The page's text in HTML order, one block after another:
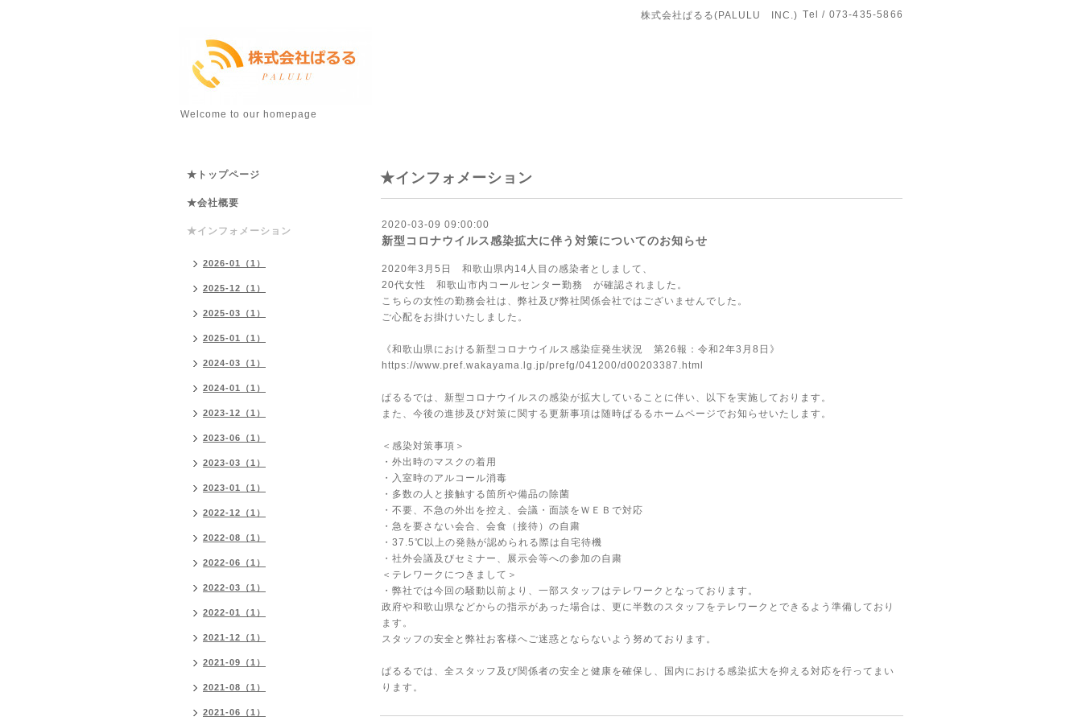
株式会社ぱるる(PALULU INC.) Tel / 073-435-5866
Welcome to our homepage
★インフォメーション
2020-03-09 09:00:00
新型コロナウイルス感染拡大に伴う対策についてのお知らせ
2020年3月5日 和歌山県内14人目の感染者としまして、
20代女性 和歌山市内コールセンター勤務 が確認されました。
こちらの女性の勤務会社は、弊社及び弊社関係会社ではございませんでした。
ご心配をお掛けいたしました。
《和歌山県における新型コロナウイルス感染症発生状況 第26報：令和2年3月8日》
https://www.pref.wakayama.lg.jp/prefg/041200/d00203387.html
ぱるるでは、新型コロナウイルスの感染が拡大していることに伴い、以下を実施しております。
また、今後の進捗及び対策に関する更新事項は随時ぱるるホームページでお知らせいたします。
＜感染対策事項＞
・外出時のマスクの着用
・入室時のアルコール消毒
・多数の人と接触する箇所や備品の除菌
・不要、不急の外出を控え、会議・面談をＷＥＢで対応
・急を要さない会合、会食（接待）の自粛
・37.5℃以上の発熱が認められる際は自宅待機
・社外会議及びセミナー、展示会等への参加の自粛
＜テレワークにつきまして＞
・弊社では今回の騒動以前より、一部スタッフはテレワークとなっております。
政府や和歌山県などからの指示があった場合は、更に半数のスタッフをテレワークとできるよう準備しており
ます。
スタッフの安全と弊社お客様へご迷惑とならないよう努めております。
ぱるるでは、全スタッフ及び関係者の安全と健康を確保し、国内における感染拡大を抑える対応を行ってまい
ります。
★トップページ
★会社概要
★インフォメーション
2026-01（1）
2025-12（1）
2025-03（1）
2025-01（1）
2024-03（1）
2024-01（1）
2023-12（1）
2023-06（1）
2023-03（1）
2023-01（1）
2022-12（1）
2022-08（1）
2022-06（1）
2022-03（1）
2022-01（1）
2021-12（1）
2021-09（1）
2021-08（1）
2021-06（1）